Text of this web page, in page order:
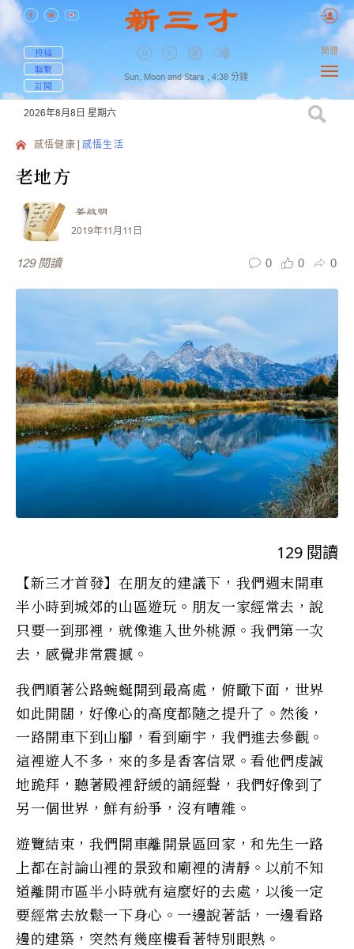
投稿
聯繫
訂閱
Sun, Moon and Stars , 4:38 分鐘
簡體
2026年8月8日 星期六
感悟健康 感悟生活
老地方
姜啟明
2019年11月11日
129 閱讀 0 0 0
129 閱讀
【新三才首發】在朋友的建議下，我們週末開車
半小時到城郊的山區遊玩。朋友一家經常去，說
只要一到那裡，就像進入世外桃源。我們第一次
去，感覺非常震撼。
我們順著公路蜿蜒開到最高處，俯瞰下面，世界
如此開闊，好像心的高度都隨之提升了。然後，
一路開車下到山腳，看到廟宇，我們進去參觀。
這裡遊人不多，來的多是香客信眾。看他們虔誠
地跪拜，聽著殿裡舒緩的誦經聲，我們好像到了
另一個世界，鮮有紛爭，沒有嘈雜。
遊覽結束，我們開車離開景區回家，和先生一路
上都在討論山裡的景致和廟裡的清靜。以前不知
道離開市區半小時就有這麼好的去處，以後一定
要經常去放鬆一下身心。一邊說著話，一邊看路
邊的建築，突然有幾座樓看著特別眼熟。